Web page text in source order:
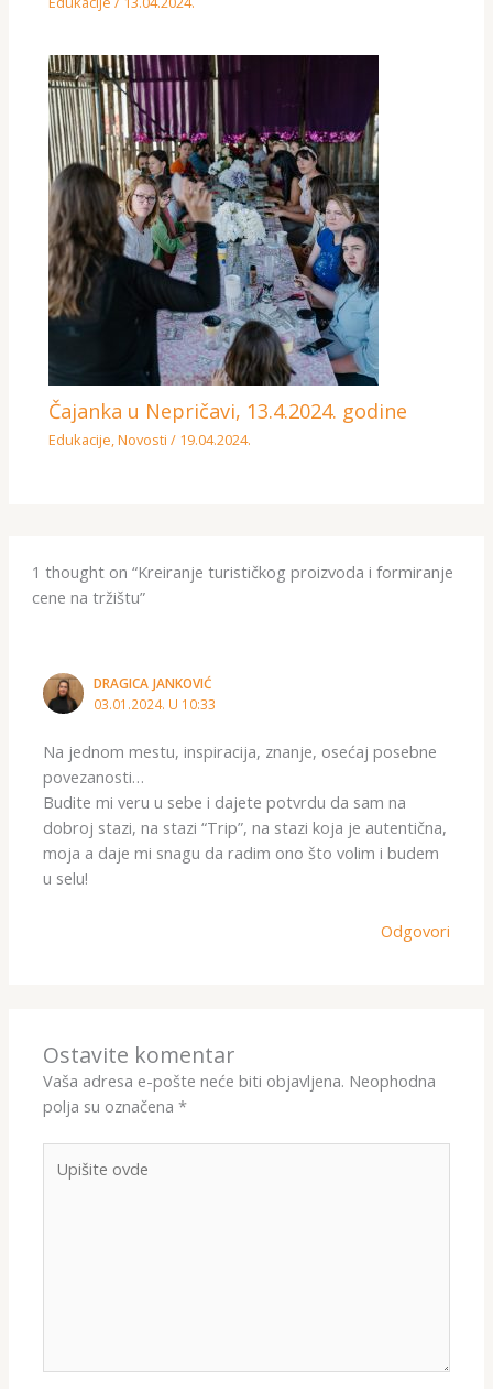
Čajanka u Nepričavi, 13.4.2024. godine
Edukacije,Novosti / 19.04.2024.
1 thought on “Kreiranje turističkog proizvoda i formiranje
cene na tržištu”
DRAGICA JANKOVIĆ
03.01.2024. U 10:33
Na jednom mestu, inspiracija, znanje, osećaj posebne
povezanosti…
Budite mi veru u sebe i dajete potvrdu da sam na
dobroj stazi, na stazi “Trip”, na stazi koja je autentična,
moja a daje mi snagu da radim ono što volim i budem
u selu!
Odgovori
Ostavite komentar
Vaša adresa e-pošte neće biti objavljena. Neophodna
polja su označena*
ovde